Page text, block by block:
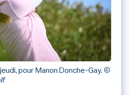
pour Manon Donche-Gay. ©